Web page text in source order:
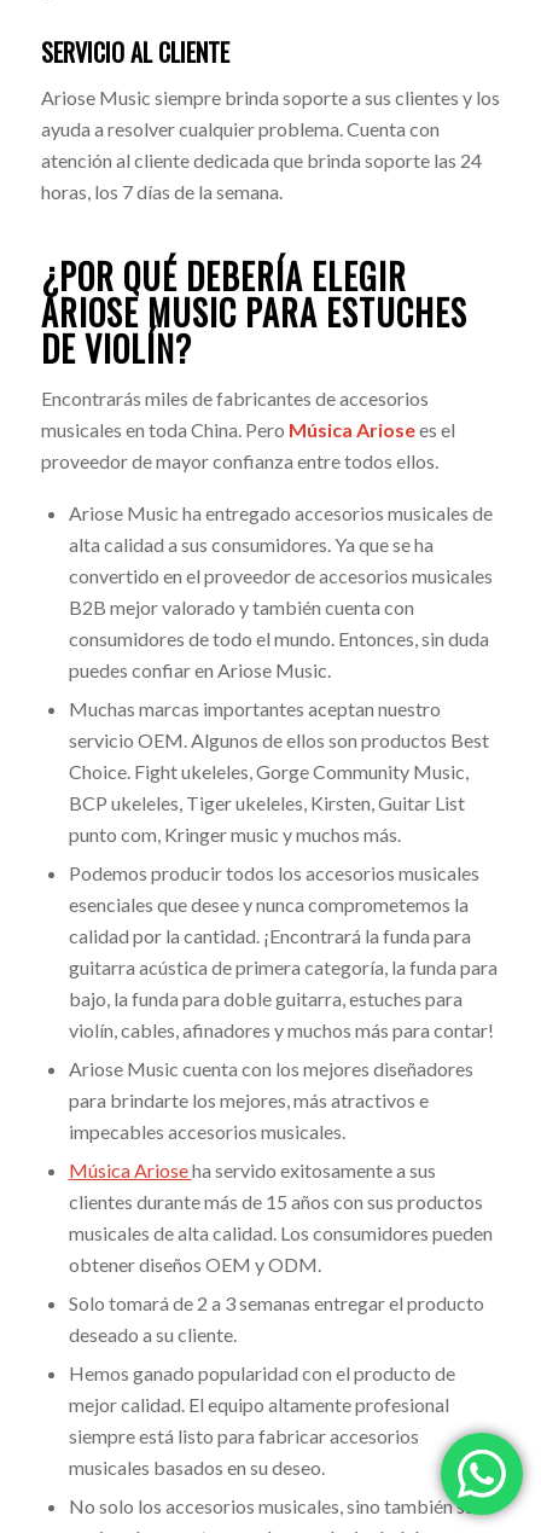
SERVICIO AL CLIENTE
Ariose Music siempre brinda soporte a sus clientes y los
ayuda a resolver cualquier problema. Cuenta con
atención al cliente dedicada que brinda soporte las 24
horas, los 7 días de la semana.
¿POR QUÉ DEBERÍA ELEGIR
ARIOSE MUSIC PARA ESTUCHES
DE VIOLÍN?
Encontrarás miles de fabricantes de accesorios
musicales en toda China. Pero Música Ariosees el
proveedor de mayor confianza entre todos ellos.
Ariose Music ha entregado accesorios musicales de
alta calidad a sus consumidores. Ya que se ha
convertido en el proveedor de accesorios musicales
B2B mejor valorado y también cuenta con
consumidores de todo el mundo. Entonces, sin duda
puedes confiar en Ariose Music.
Muchas marcas importantes aceptan nuestro
servicio OEM. Algunos de ellos son productos Best
Choice. Fight ukeleles, Gorge Community Music,
BCP ukeleles, Tiger ukeleles, Kirsten, Guitar List
punto com, Kringer music y muchos más.
Podemos producir todos los accesorios musicales
esenciales que desee y nunca comprometemos la
calidad por la cantidad. ¡Encontrará la funda para
guitarra acústica de primera categoría, la funda para
bajo, la funda para doble guitarra, estuches para
violín, cables, afinadores y muchos más para contar!
Ariose Music cuenta con los mejores diseñadores
para brindarte los mejores, más atractivos e
impecables accesorios musicales.
Música Arioseha servido exitosamente a sus
clientes durante más de 15 años con sus productos
musicales de alta calidad. Los consumidores pueden
obtener diseños OEM y ODM.
Solo tomará de 2 a 3 semanas entregar el producto
deseado a su cliente.
Hemos ganado popularidad con el producto de
mejor calidad. El equipo altamente profesional
siempre está listo para fabricar accesorios
musicales basados en su deseo.
No solo los accesorios musicales, sino también su